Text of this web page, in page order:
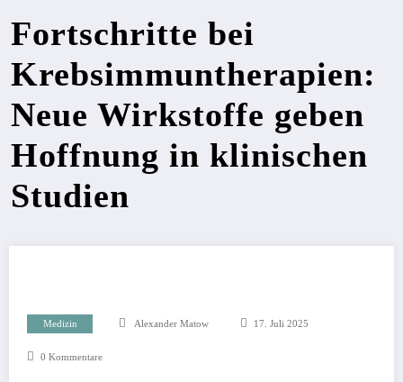
Fortschritte bei
Krebsimmuntherapien:
Neue Wirkstoffe geben
Hoffnung in klinischen
Studien
Medizin Alexander Matow 17. Juli 2025
0 Kommentare